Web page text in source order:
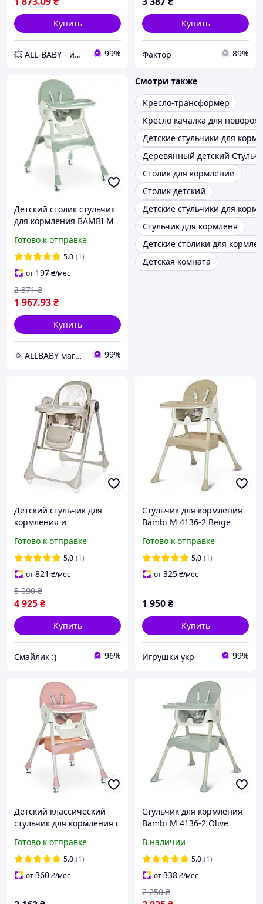
Купить
💥 ALL-BABY - интернет - магазин товаров для детей 99%
Купить
Фактор 89%
Детский столик стульчик
для кормления BAMBI M
Готово к отправке
5.0 (1)
от 197₴/мес
1 967.93₴
2 371 ₴
Купить
🌞 ALLBABY магазин товаров для детей 99%
Смотри также
Кресло-трансформер
Кресло качалка для
Детские стульчики для
Деревянный детский
Столик для кормление
Столик детский
Детские стульчики для
Стульчик для кормленя
Детские столики для
Детская комната
Детский стульчик для
кормления и
Bambi M 6318 DORMI
Beige, с пультом,
бежевый
Готово к отправке
5.0 (1)
от821 ₴/мес
4 925₴
5 090 ₴
Купить
Смайлик :) 96%
Стульчик для кормления
Bambi M 4136-2 Beige
Готово к отправке
5.0 (1)
от325₴/мес
1 950₴
Купить
Игрушки укр 99%
Детский классический
стульчик для кормления с
6302 Pink)
Готово к отправке
5.0 (1)
от360₴/мес
Стульчик для кормления
Bambi M 4136-2 Olive
В наличии
5.0 (1)
от338₴/мес
2 250 ₴